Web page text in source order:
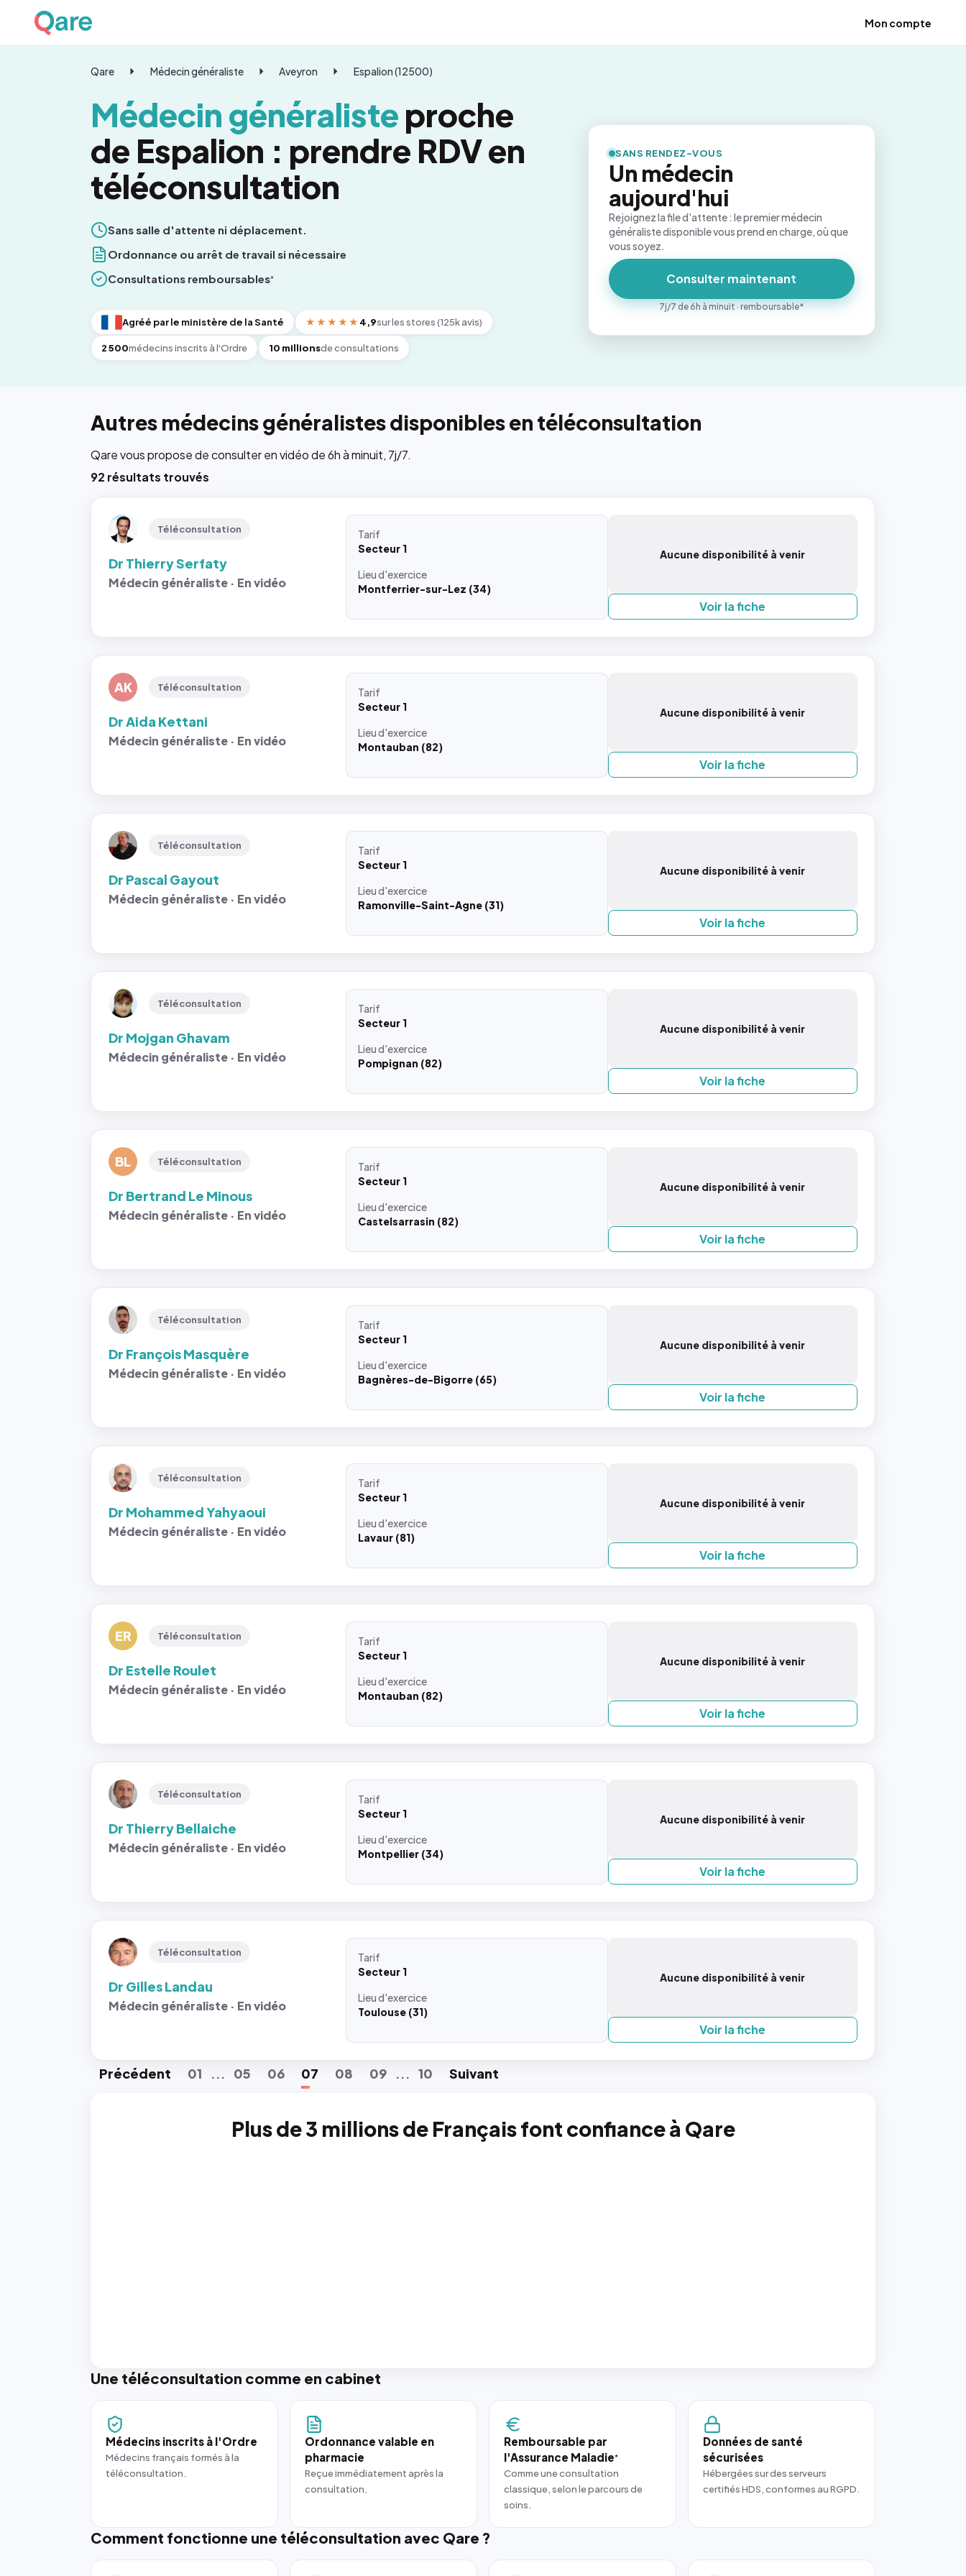
Mon compte
Qare Médecin généraliste Aveyron Espalion (12500)
Médecin généralisteproche
de Espalion : prendre RDV en
téléconsultation
Sans salle d'attente ni déplacement.
Ordonnance ou arrêt de travail si nécessaire
Consultations remboursables*
Agréé par le ministère de la Santé ★★★★★ 4,9sur les stores (125k avis)
2 500médecins inscrits à l'Ordre 10 millionsde consultations
SANS RENDEZ-VOUS
Un médecin
aujourd'hui
Rejoignez la file d'attente : le premier médecin
généraliste disponible vous prend en charge, où que
vous soyez.
Consulter maintenant
7j/7 de 6h à minuit · remboursable*
Autres médecins généralistes disponibles en téléconsultation
Qare vous propose de consulter en vidéo de 6h à minuit, 7j/7.
92 résultats trouvés
Téléconsultation
Dr Thierry Serfaty
Médecin généraliste · En vidéo
Tarif
Secteur 1
Lieud'exercice
Montferrier-sur-Lez (34)
Aucune disponibilité à venir
Voir la fiche
AK Téléconsultation
Dr Aida Kettani
Médecin généraliste · En vidéo
Tarif
Secteur 1
Lieud'exercice
Montauban (82)
Aucune disponibilité à venir
Voir la fiche
Téléconsultation
Dr Pascal Gayout
Médecin généraliste · En vidéo
Tarif
Secteur 1
Lieud'exercice
Ramonville-Saint-Agne (31)
Aucune disponibilité à venir
Voir la fiche
Téléconsultation
Dr Mojgan Ghavam
Médecin généraliste · En vidéo
Tarif
Secteur 1
Lieud'exercice
Pompignan (82)
Aucune disponibilité à venir
Voir la fiche
BL Téléconsultation
Dr Bertrand Le Minous
Médecin généraliste · En vidéo
Tarif
Secteur 1
Lieud'exercice
Castelsarrasin (82)
Aucune disponibilité à venir
Voir la fiche
Téléconsultation
Dr François Masquère
Médecin généraliste · En vidéo
Tarif
Secteur 1
Lieud'exercice
Bagnères-de-Bigorre (65)
Aucune disponibilité à venir
Voir la fiche
Téléconsultation
Dr Mohammed Yahyaoui
Médecin généraliste · En vidéo
Tarif
Secteur 1
Lieud'exercice
Lavaur (81)
Aucune disponibilité à venir
Voir la fiche
ER Téléconsultation
Dr Estelle Roulet
Médecin généraliste · En vidéo
Tarif
Secteur 1
Lieud'exercice
Montauban (82)
Aucune disponibilité à venir
Voir la fiche
Téléconsultation
Dr Thierry Bellaiche
Médecin généraliste · En vidéo
Tarif
Secteur 1
Lieud'exercice
Montpellier (34)
Aucune disponibilité à venir
Voir la fiche
Téléconsultation
Dr Gilles Landau
Médecin généraliste · En vidéo
Tarif
Secteur 1
Lieud'exercice
Toulouse (31)
Aucune disponibilité à venir
Voir la fiche
Précédent 01 ... 05 06 07 08 09 ... 10 Suivant
Plus de 3 millions de Français font confiance à Qare
Une téléconsultation comme en cabinet
Médecins inscrits à l'Ordre
Médecins français formés à la
téléconsultation.
Ordonnance valable en
pharmacie
Reçue immédiatement après la
consultation.
Remboursable par
l'Assurance Maladie*
Comme une consultation
classique, selon le parcours de
soins.
Données de santé
sécurisées
Hébergées sur des serveurs
certifiés HDS, conformes au RGPD.
Comment fonctionne une téléconsultation avec Qare ?